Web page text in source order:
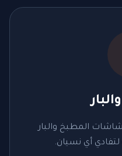
المطبخ والبار
أي نسيان.